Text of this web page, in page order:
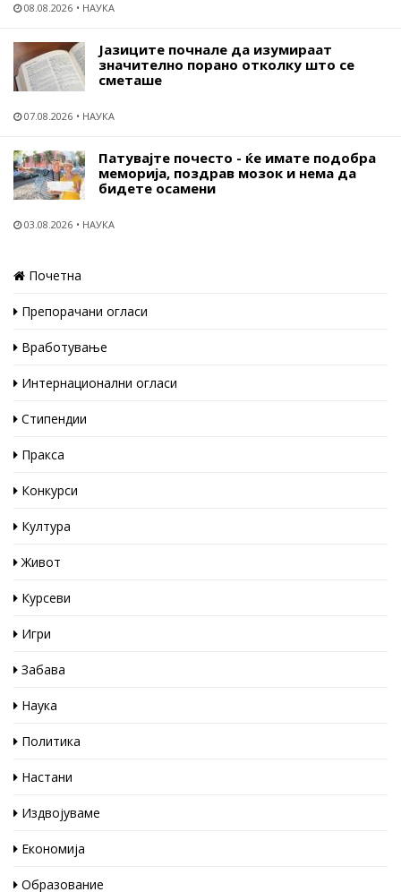
08.08.2026 НАУКА
Јазиците почнале да изумираат
значително порано отколку што се
сметаше
07.08.2026 НАУКА
Патувајте почесто - ќе имате подобра
меморија, поздрав мозок и нема да
бидете осамени
03.08.2026 НАУКА
Почетна
Препорачани огласи
Вработување
Интернационални огласи
Стипендии
Пракса
Конкурси
Култура
Живот
Курсеви
Игри
Забава
Наука
Политика
Настани
Издвојуваме
Економија
Образование